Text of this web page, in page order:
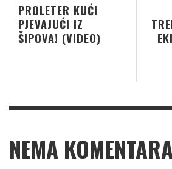
PROLETER KUĆI
PJEVAJUĆI IZ
ŠIPOVA! (VIDEO)
NEMA